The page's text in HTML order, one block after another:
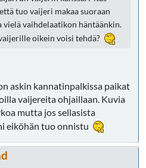
tuo vaijeri makaa suoraan
vielä vaihdelaatikon häntäänkin.
oikein voisi tehdä?
askin kannatinpalkissa paikat
vaijereita ohjaillaan. Kuvia
mutta jos sellasista
eiköhän tuo onnistu